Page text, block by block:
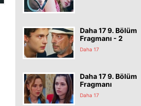
Daha 17 9. Bölüm
Fragmanı - 2
Daha 17
Daha 17 9. Bölüm
Fragmanı
Daha 17